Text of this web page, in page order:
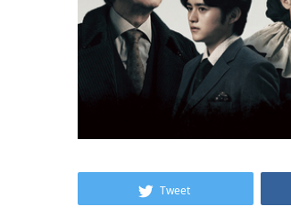
Tweet